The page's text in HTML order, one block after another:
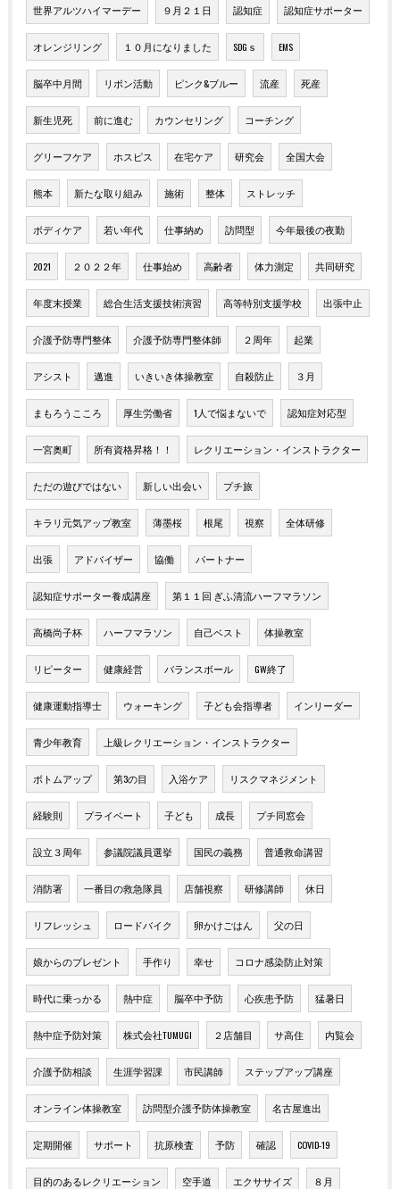
世界アルツハイマーデー ９月２１日 認知症 認知症サポーター
オレンジリング １０月になりました SDGｓ EMS
脳卒中月間 リボン活動 ピンク&ブルー 流産 死産
新生児死 前に進む カウンセリング コーチング
グリーフケア ホスピス 在宅ケア 研究会 全国大会
熊本 新たな取り組み 施術 整体 ストレッチ
ボディケア 若い年代 仕事納め 訪問型 今年最後の夜勤
2021 ２０２２年 仕事始め 高齢者 体力測定 共同研究
年度末授業 総合生活支援技術演習 高等特別支援学校 出張中止
介護予防専門整体 介護予防専門整体師 ２周年 起業
アシスト 邁進 いきいき体操教室 自殺防止 ３月
まもろうこころ 厚生労働省 1人で悩まないで 認知症対応型
一宮奥町 所有資格昇格！！ レクリエーション・インストラクター
ただの遊びではない 新しい出会い プチ旅
キラリ元気アップ教室 薄墨桜 根尾 視察 全体研修
出張 アドバイザー 協働 パートナー
認知症サポーター養成講座 第１１回 ぎふ清流ハーフマラソン
高橋尚子杯 ハーフマラソン 自己ベスト 体操教室
リピーター 健康経営 バランスボール GW終了
健康運動指導士 ウォーキング 子ども会指導者 インリーダー
青少年教育 上級レクリエーション・インストラクター
ボトムアップ 第3の目 入浴ケア リスクマネジメント
経験則 プライベート 子ども 成長 プチ同窓会
設立３周年 参議院議員選挙 国民の義務 普通救命講習
消防署 一番目の救急隊員 店舗視察 研修講師 休日
リフレッシュ ロードバイク 卵かけごはん 父の日
娘からのプレゼント 手作り 幸せ コロナ感染防止対策
時代に乗っかる 熱中症 脳卒中予防 心疾患予防 猛暑日
熱中症予防対策 株式会社TUMUGI ２店舗目 サ高住 内覧会
介護予防相談 生涯学習課 市民講師 ステップアップ講座
オンライン体操教室 訪問型介護予防体操教室 名古屋進出
定期開催 サポート 抗原検査 予防 確認 COVID-19
目的のあるレクリエーション 空手道 エクササイズ ８月